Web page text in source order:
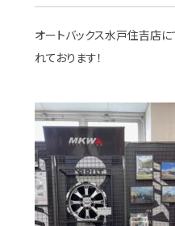
オートバックス水戸住吉店
れております！